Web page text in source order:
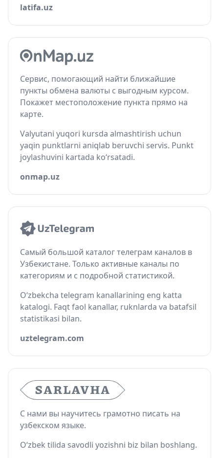
latifa.uz
Сервис, помогающий найти ближайшие
пункты обмена валюты с выгодным курсом.
Покажет местоположение пункта прямо на
карте.
Valyutani yuqori kursda almashtirish uchun
yaqin punktlarni aniqlab beruvchi servis. Punkt
joylashuvini kartada ko‘rsatadi.
onmap.uz
Самый большой каталог телеграм каналов в
Узбекистане. Только активные каналы по
категориям и с подробной статистикой.
O‘zbekcha telegram kanallarining eng katta
katalogi. Faqt faol kanallar, ruknlarda va batafsil
statistikasi bilan.
uztelegram.com
С нами вы научитесь грамотно писать на
узбекском языке.
O‘zbek tilida savodli yozishni biz bilan boshlang.